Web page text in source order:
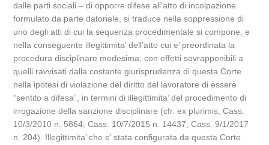
dalle parti sociali – di opporre difese all’atto di incolpazione
formulato da parte datoriale, si traduce nella soppressione di
uno degli atti di cui la sequenza procedimentale si compone, e
nella conseguente illegittimita’ dell’atto cui e’ preordinata la
procedura disciplinare medesima; con effetti sovrapponibili a
quelli ravvisati dalla costante giurisprudenza di questa Corte
nella ipotesi di violazione del diritto del lavoratore di essere
“sentito a difesa”, in termini di illegittimita’ del procedimento di
irrogazione della sanzione disciplinare (cfr. ex plurimis, Cass.
10/3/2010 n. 5864, Cass. 10/7/2015 n. 14437, Cass. 9/1/2017
n. 204). Illegittimita’ che e’ stata configurata da questa Corte